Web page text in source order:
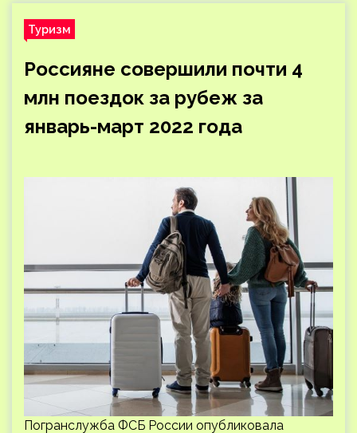
Туризм
Россияне совершили почти 4
млн поездок за рубеж за
январь-март 2022 года
Погранслужба ФСБ России опубликовала